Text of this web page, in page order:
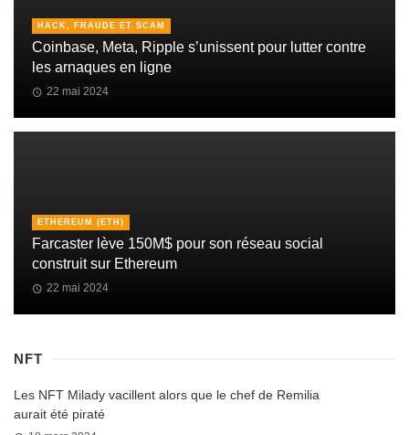
HACK, FRAUDE ET SCAM
Coinbase, Meta, Ripple s’unissent pour lutter contre
les arnaques en ligne
22 mai 2024
ETHEREUM (ETH)
Farcaster lève 150M$ pour son réseau social
construit sur Ethereum
22 mai 2024
NFT
Les NFT Milady vacillent alors que le chef de Remilia
aurait été piraté